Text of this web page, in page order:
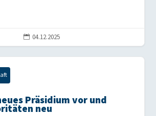
 04.12.2025
Präsidium vor und
neu